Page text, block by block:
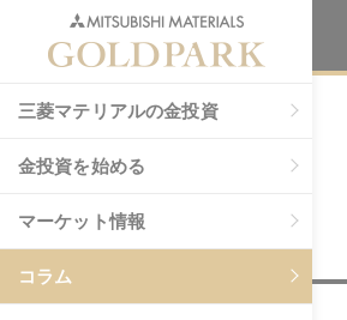
三菱マテリアルの金投資
金投資を始める
マーケット情報
コラム